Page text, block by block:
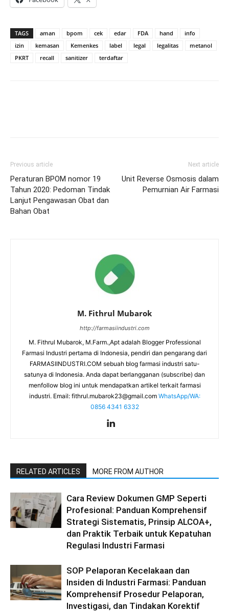
TAGS aman bpom cek edar FDA hand
info
izin
kemasan Kemenkes label legal legalitas
metanol
PKRT
recall sanitizer terdaftar
Previous article
Peraturan BPOM nomor 19
Tahun 2020: Pedoman Tindak
Lanjut Pengawasan Obat dan
Bahan Obat
Next article
Unit Reverse Osmosis dalam
Pemurnian Air Farmasi
M. Fithrul Mubarok
http://farmasiindustri.com
M. Fithrul Mubarok, M.Farm.,Apt adalah Blogger Professional
Farmasi Industri pertama di Indonesia, pendiri dan pengarang dari
FARMASIINDUSTRI.COM sebuah blog farmasi industri satu-
satunya di Indonesia. Anda dapat berlangganan (subscribe) dan
menfollow blog ini untuk mendapatkan artikel terkait farmasi
industri. Email: fithrul.mubarok23@gmail.com WhatsApp/WA:
0856 4341 6332
RELATED ARTICLES MORE FROM AUTHOR
Cara Review Dokumen GMP Seperti
Profesional: Panduan Komprehensif
Strategi Sistematis, Prinsip ALCOA+,
dan Praktik Terbaik untuk Kepatuhan
Regulasi Industri Farmasi
SOP Pelaporan Kecelakaan dan
Insiden di Industri Farmasi: Panduan
Komprehensif Prosedur Pelaporan,
Investigasi, dan Tindakan Korektif